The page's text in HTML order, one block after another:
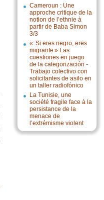
Cameroun : Une
approche critique de la
notion de l’ethnie à
partir de Baba Simon
3/3
« Si eres negro, eres
migrante » Las
cuestiones en juego
de la categorización -
Trabajo colectivo con
solicitantes de asilo en
un taller radiofónico
La Tunisie, une
société fragile face à la
persistance de la
menace de
l’extrémisme violent